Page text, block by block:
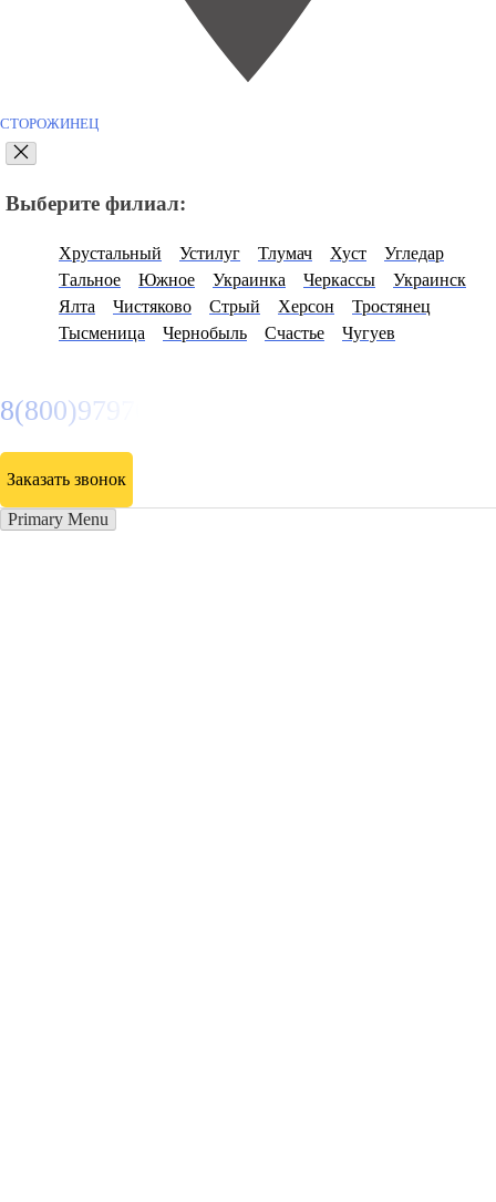
СТОРОЖИНЕЦ
Выберите филиал:
Хрустальный Устилуг Тлумач Хуст
Угледар
Тальное
Южное Украинка Черкассы
Украинск
Ялта
Чистяково Стрый Херсон
Тростянец
Тысменица
Чернобыль Счастье Чугуев
8(800)9797043
Заказать звонок
Primary Menu